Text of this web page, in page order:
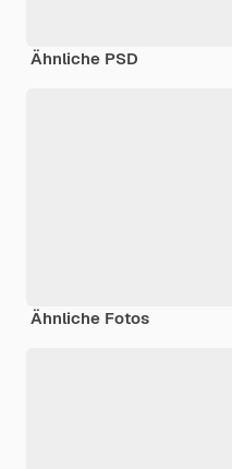
Ähnliche PSD
Ähnliche Fotos